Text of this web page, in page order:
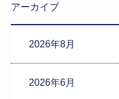
アーカイブ
2026年8月
2026年6月